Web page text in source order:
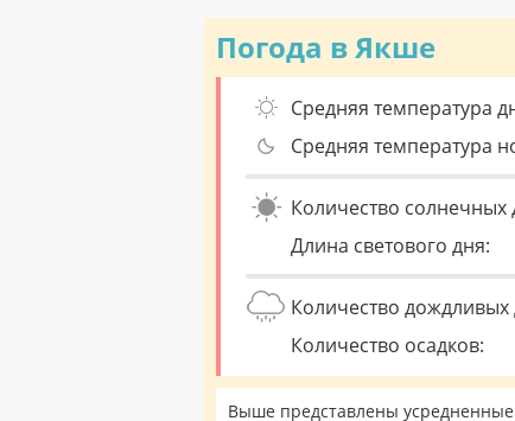
Погода в Якше
Средняя температура
Средняя температура
Количество солнечных
Длина светового дня:
Количество дождливых
Количество осадков:
Выше представлены